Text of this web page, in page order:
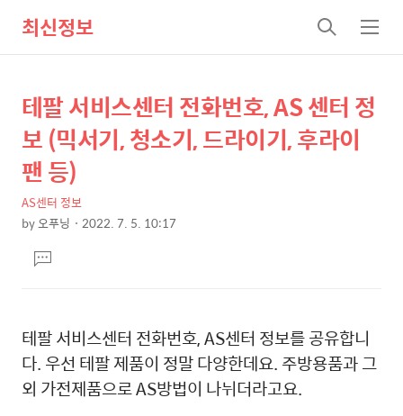
최신정보
검
색
메
뉴
상
세
컨
텐
츠
본
문
제
목
테팔 서비스센터 전화번호, AS 센터 정
보 (믹서기, 청소기, 드라이기, 후라이
팬 등)
AS센터 정보
by오푸닝 2022. 7. 5. 10:17
본
댓
기
테팔 서비스센터 전화번호, AS센터 정보를 공유합니
다. 우선 테팔 제품이 정말 다양한데요. 주방용품과 그
외 가전제품으로 AS방법이 나뉘더라고요.